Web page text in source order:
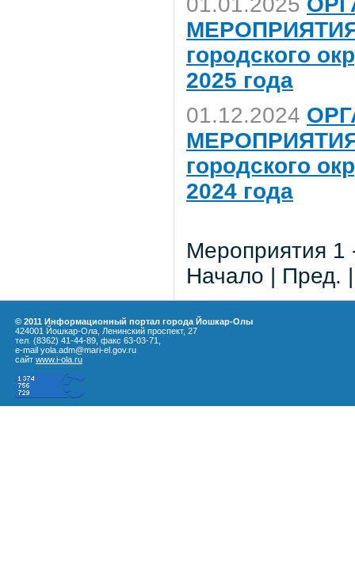
городского
2025 года
01.12.2024
городского
2024 года
Мероприятия 1
Начало | Пред.
© 2011 Информационный портал города Йошкар-Олы
424001 Йошкар-Ола, Ленинский проспект, 27
тел. (8362) 41-44-89, факс 63-03-71,
e-mail yola.adm@mari-el.gov.ru
сайт www.i-ola.ru